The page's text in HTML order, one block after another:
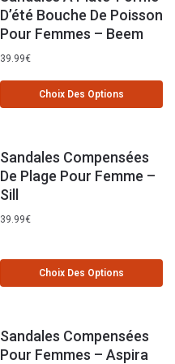
D’été Bouche De Poisson
Pour Femmes – Beem
39.99€
Choix Des Options
Sandales Compensées
De Plage Pour Femme –
Sill
39.99€
Choix Des Options
Sandales Compensées
Pour Femmes – Aspira